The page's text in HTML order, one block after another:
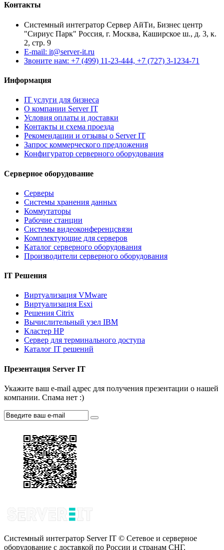
Контакты
Системный интегратор Сервер АйТи, Бизнес центр
"Сириус Парк" Россия, г. Москва, Каширское ш., д. 3, к.
2, стр. 9
E-mail: it@server-it.ru
Звоните нам: +7 (499) 11-23-444, +7 (727) 3-1234-71
Информация
IT услуги для бизнеса
О компании Server IT
Условия оплаты и доставки
Контакты и схема проезда
Рекомендации и отзывы о Server IT
Запрос коммерческого предложения
Конфигуратор серверного оборудования
Серверное оборудование
Серверы
Системы хранения данных
Коммутаторы
Рабочие станции
Системы видеоконференцсвязи
Комплектующие для серверов
Каталог серверного оборудования
Производители серверного оборудования
IT Решения
Виртуализация VMware
Виртуализация Esxi
Решения Citrix
Вычислительный узел IBM
Кластер HP
Сервер для терминального доступа
Каталог IT решений
Презентация Server IT
Укажите ваш e-mail адрес для получения презентации о нашей
компании. Спама нет :)
Системный интегратор Server IT © Сетевое и серверное
оборудование с доставкой по России и странам СНГ.